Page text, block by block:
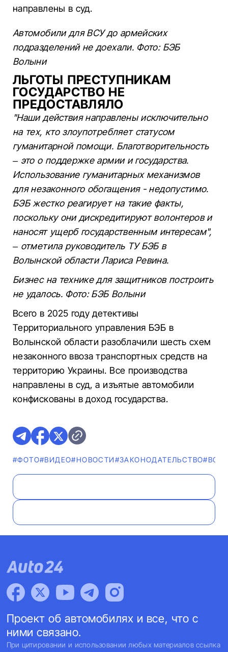
направлены в суд.
Автомобили для ВСУ до армейских
подразделений не доехали. Фото: БЭБ
Волыни
ЛЬГОТЫ ПРЕСТУПНИКАМ
ГОСУДАРСТВО НЕ
ПРЕДОСТАВЛЯЛО
"Наши действия направлены исключительно
на тех, кто злоупотребляет статусом
гуманитарной помощи. Благотворительность
– это о поддержке армии и государства.
Использование гуманитарных механизмов
для незаконного обогащения - недопустимо.
БЭБ жестко реагирует на такие факты,
поскольку они дискредитируют волонтеров и
наносят ущерб государственным интересам",
– отметила руководитель ТУ БЭБ в
Волынской области Лариса Ревина.
Бизнес на технике для защитников построить
не удалось. Фото: БЭБ Волыни
Всего в 2025 году детективы
Территориального управления БЭБ в
Волынской области разоблачили шесть схем
незаконного ввоза транспортных средств на
территорию Украины. Все производства
направлены в суд, а изъятые автомобили
конфискованы в доход государства.
#ФОТО#ВИДЕО#НОВОСТИ#ЗАКОНОДАТЕЛЬСТВО
Проект об автомобилях и все, что с
ними связано.
При цитировании и использовании любых материалов ссылка